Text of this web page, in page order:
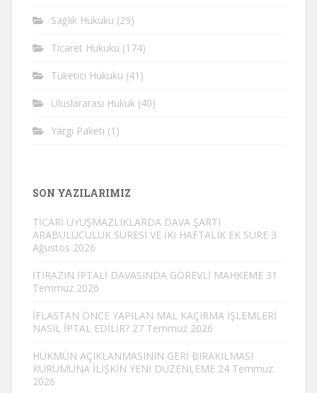
Sağlık Hukuku (29)
Ticaret Hukuku (174)
Tüketici Hukuku (41)
Uluslararası Hukuk (40)
Yargı Paketi (1)
SON YAZILARIMIZ
TİCARİ UYUŞMAZLIKLARDA DAVA ŞARTI
ARABULUCULUK SÜRESİ VE İKİ HAFTALIK EK SÜRE 3
Ağustos 2026
İTİRAZIN İPTALİ DAVASINDA GÖREVLİ MAHKEME 31
Temmuz 2026
İFLASTAN ÖNCE YAPILAN MAL KAÇIRMA İŞLEMLERİ
NASIL İPTAL EDİLİR? 27 Temmuz 2026
HÜKMÜN AÇIKLANMASININ GERİ BIRAKILMASI
KURUMUNA İLİŞKİN YENİ DÜZENLEME 24 Temmuz
2026